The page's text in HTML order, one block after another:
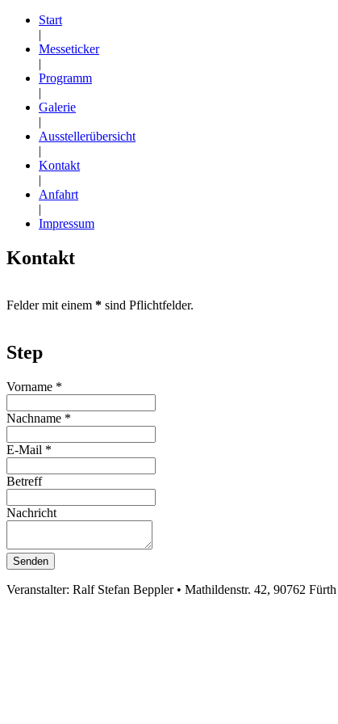
Start
|
Messeticker
|
Programm
|
Galerie
|
Ausstellerübersicht
|
Kontakt
|
Anfahrt
|
Impressum
Kontakt
Felder mit einem * sind Pflichtfelder.
Step
Vorname *
Nachname *
E-Mail *
Betreff
Nachricht
Senden
Veranstalter: Ralf Stefan Beppler • Mathildenstr. 42, 90762